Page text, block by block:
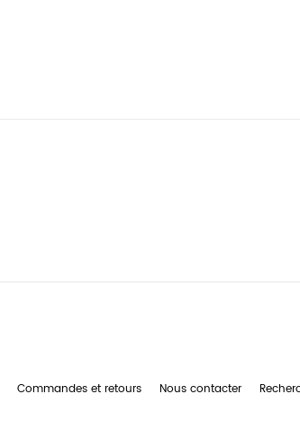
Commandes et retours Nous contacter